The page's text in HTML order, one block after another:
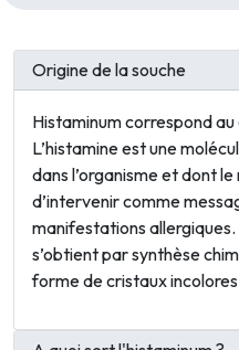
Origine de la souche
Histaminum correspond au
L’histamine est une
dans l’organisme et dont
d’intervenir comme
manifestations
s’obtient par synthèse
forme de cristaux